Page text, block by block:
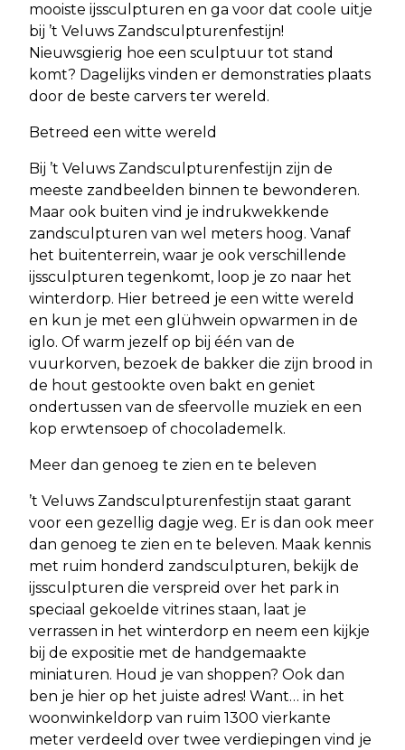
mooiste ijssculpturen en ga voor dat coole uitje
bij ’t Veluws Zandsculpturenfestijn!
Nieuwsgierig hoe een sculptuur tot stand
komt? Dagelijks vinden er demonstraties plaats
door de beste carvers ter wereld.
Betreed een witte wereld
Bij ’t Veluws Zandsculpturenfestijn zijn de
meeste zandbeelden binnen te bewonderen.
Maar ook buiten vind je indrukwekkende
zandsculpturen van wel meters hoog. Vanaf
het buitenterrein, waar je ook verschillende
ijssculpturen tegenkomt, loop je zo naar het
winterdorp. Hier betreed je een witte wereld
en kun je met een glühwein opwarmen in de
iglo. Of warm jezelf op bij één van de
vuurkorven, bezoek de bakker die zijn brood in
de hout gestookte oven bakt en geniet
ondertussen van de sfeervolle muziek en een
kop erwtensoep of chocolademelk.
Meer dan genoeg te zien en te beleven
’t Veluws Zandsculpturenfestijn staat garant
voor een gezellig dagje weg. Er is dan ook meer
dan genoeg te zien en te beleven. Maak kennis
met ruim honderd zandsculpturen, bekijk de
ijssculpturen die verspreid over het park in
speciaal gekoelde vitrines staan, laat je
verrassen in het winterdorp en neem een kijkje
bij de expositie met de handgemaakte
miniaturen. Houd je van shoppen? Ook dan
ben je hier op het juiste adres! Want… in het
woonwinkeldorp van ruim 1300 vierkante
meter verdeeld over twee verdiepingen vind je